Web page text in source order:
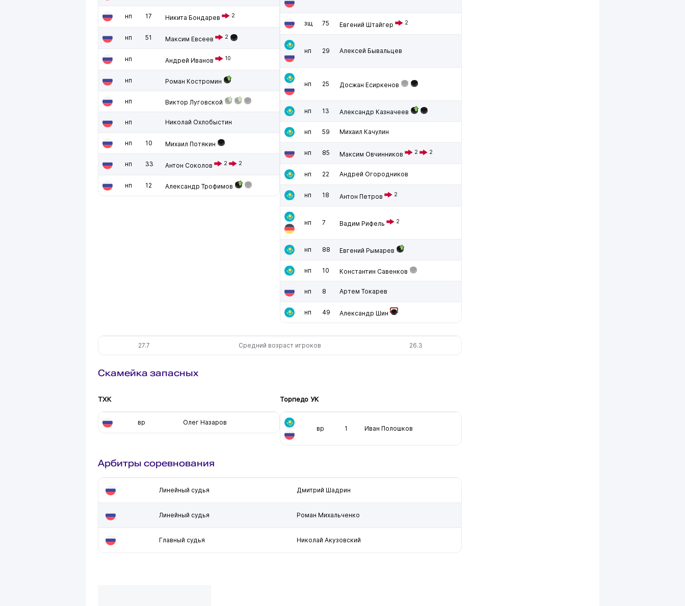
нп 17 Никита Бондарев 2
нп 51 Максим Евсеев 2
нп Андрей Иванов 10
нп Роман Костромин
нп Виктор Луговской
нп Николай Охлобыстин
нп 10 Михаил Потякин
нп 33 Антон Соколов 2 2
нп 12 Александр Трофимов
зщ 75 Евгений Штайгер 2
нп 29 Алексей Бывальцев
нп 25 Досжан Есиркенов
нп 13 Александр Казначеев
нп 59 Михаил Качулин
нп 85 Максим Овчинников 2 2
нп 22 Андрей Огородников
нп 18 Антон Петров 2
нп 7 Вадим Рифель 2
нп 88 Евгений Рымарев
нп 10 Константин Савенков
нп 8 Артем Токарев
нп 49 Александр Шин
27.7 Средний возраст игроков 26.3
Скамейка запасных
ТХК
вр Олег Назаров
Торпедо УК
вр 1 Иван Полошков
Арбитры соревнования
Линейный судья Дмитрий Шадрин
Линейный судья Роман Михальченко
Главный судья Николай Акузовский